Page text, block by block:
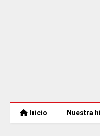
Inicio Nuestra